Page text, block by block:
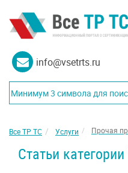
info@vsetrts.ru
Все ТР ТС Услуги Прочая
Статьи